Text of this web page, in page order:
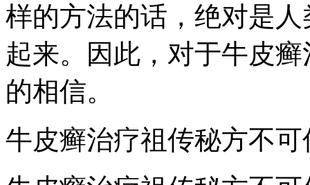
样的方法的话，绝对是
起来。因此，对于牛皮
的相信。
牛皮癣治疗祖传秘方不可